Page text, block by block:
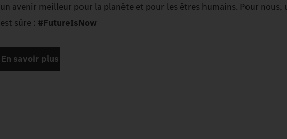
un avenir meilleur pour la planète et pour les êtres humains. Pour nous,
est sûre : #FutureIsNow
En savoir plus